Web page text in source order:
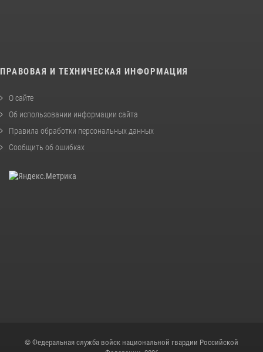
ПРАВОВАЯ И ТЕХНИЧЕСКАЯ ИНФОРМАЦИЯ
О сайте
Об использовании информации сайта
Правила обработки персональных данных
Сообщить об ошибках
© Федеральная служба войск национальной гвардии Российской